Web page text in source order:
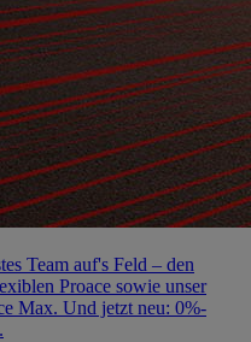
Team auf's Feld – den
Proace sowie unser
Max. Und jetzt neu: 0%-